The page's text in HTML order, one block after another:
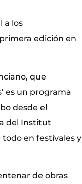
a los
edición en
que
es un programa
desde el
del Institut
en festivales y
de obras